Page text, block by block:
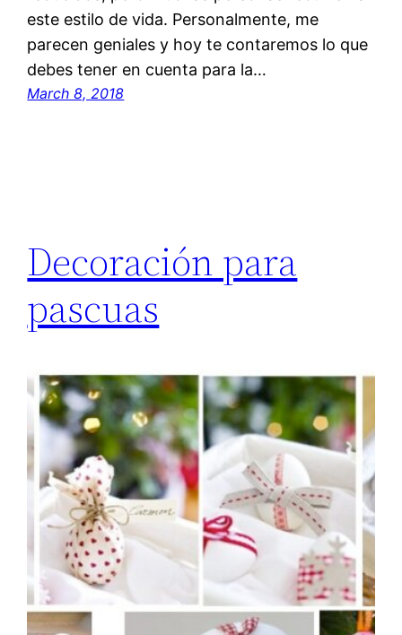
este estilo de vida. Personalmente, me
parecen geniales y hoy te contaremos lo que
debes tener en cuenta para la…
March 8, 2018
Decoración para
pascuas